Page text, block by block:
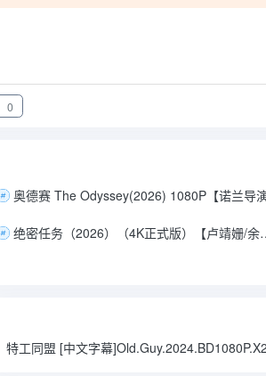
0
绝密任务（2026）（4K